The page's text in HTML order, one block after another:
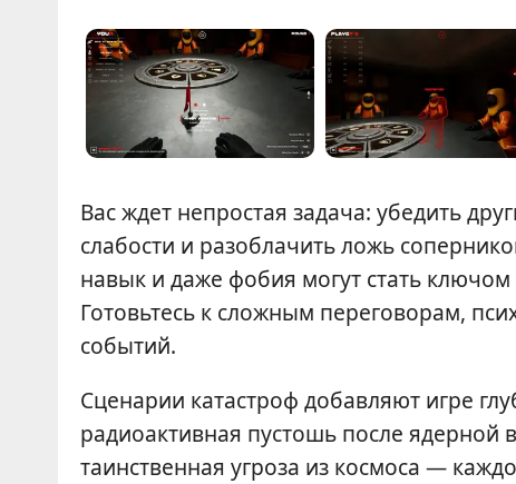
Вас ждет непростая задача: убедить
слабости и разоблачить ложь
навык и даже фобия могут стать
Готовьтесь к сложным переговорам,
событий.
Сценарии катастроф добавляют игре
радиоактивная пустошь после
таинственная угроза из космоса —